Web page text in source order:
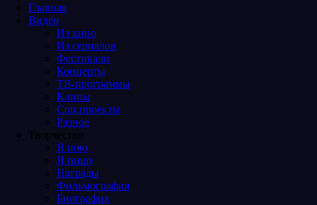
Главная
Видео
Из кино
Из сериалов
Фестивали
Концерты
ТВ-программы
Клипы
Соц.проекты
Разное
Творчество
Я пою
Я пишу
Награды
Фильмография
Биография